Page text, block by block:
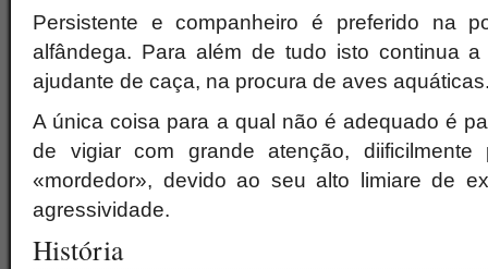
Persistente e companheiro é preferido na
alfândega. Para além de tudo isto continua
ajudante de caça, na procura de aves
A única coisa para a qual não é adequado é
de vigiar com grande atenção,
«mordedor», devido ao seu alto limiare de
agressividade.
História